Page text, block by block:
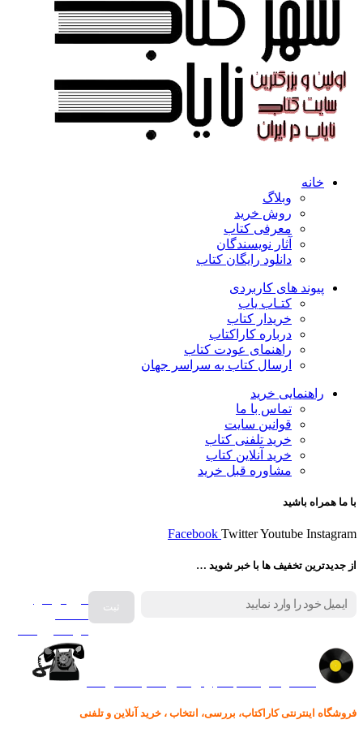
خانه
وبلاگ
روش خرید
معرفی کتاب
آثار نویسندگان
دانلود رایگان کتاب
پیوند های کاربردی
کتـاب یاب
خریدار کتاب
درباره کاراکتاب
راهنمای عودت کتاب
ارسال کتاب به سراسر جهان
راهنمایی خرید
تماس با ما
قوانین سایت
خرید تلفنی کتاب
خرید آنلاین کتاب
مشاوره قبل خرید
با ما همراه باشید
Facebook TwitterYoutube Instagram
از جدیدترین تخفیف ها با خبر شوید …
فروش انواع
فروشگاه اینترنتی کاراکتاب، بررسی، انتخاب ، خرید آنلاین و تلفنی